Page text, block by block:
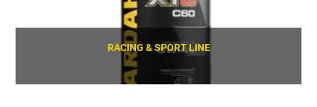
RACING & SPORT LINE